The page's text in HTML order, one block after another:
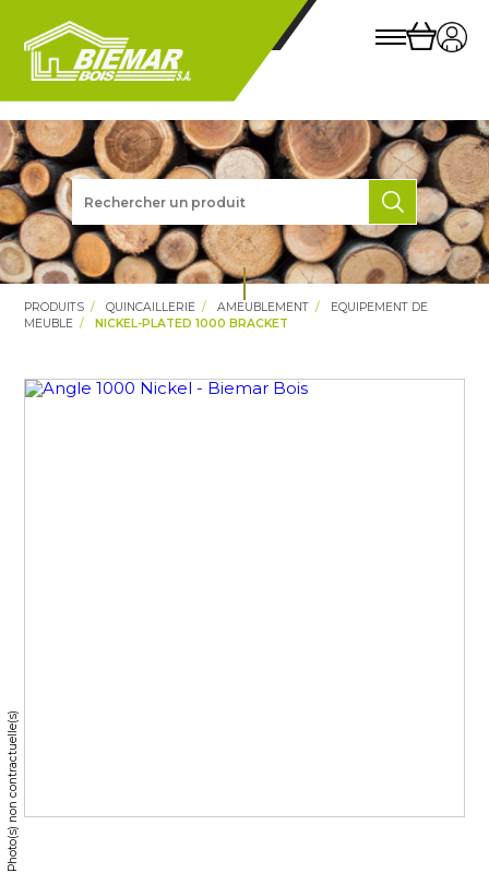
PRODUITS QUINCAILLERIE AMEUBLEMENT
EQUIPEMENT DE
MEUBLE
NICKEL-PLATED 1000 BRACKET
Photo(s) non contractuelle(s)